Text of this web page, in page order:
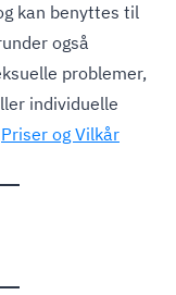
kan benyttes til
også
problemer,
individuelle
Priser og Vilkår